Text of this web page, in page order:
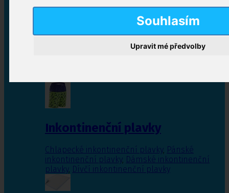
Souhlasím
Upravit mé předvolby
Inkontinenční vložky
Inkontinenční plavky
Chlapecké inkontinenční plavky, Pánské
inkontinenční plavky, Dámské inkontinenční
plavky, Dívčí inkontinenční plavky